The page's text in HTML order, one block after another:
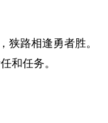
路相逢勇者胜。
和任务。